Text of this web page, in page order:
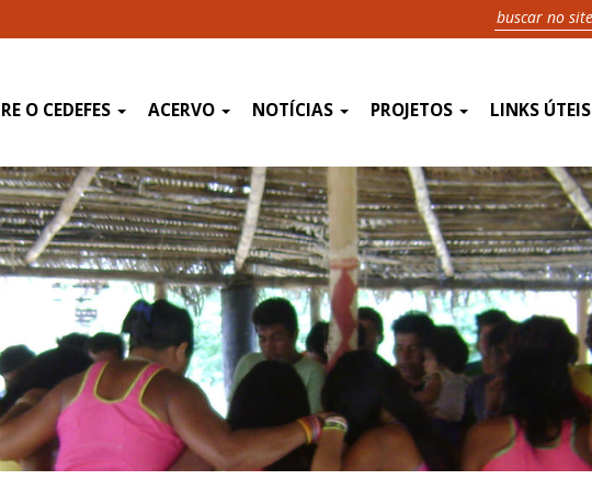
O CEDEFES ACERVO NOTÍCIAS PROJETOS LINKS ÚTEIS